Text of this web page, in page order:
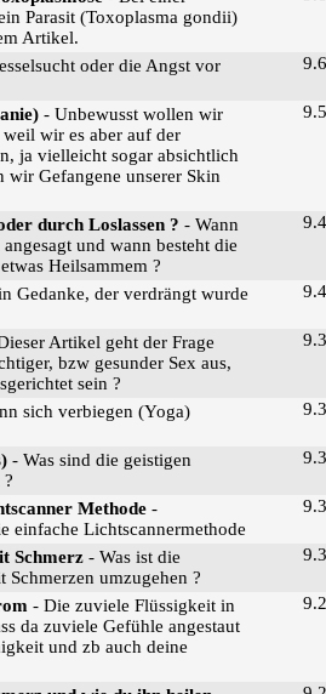
Parasit (Toxoplasma gondii)
Artikel.
oder die Angst vor
9.6
- Unbewusst wollen wir
wir es aber auf der
ja vielleicht sogar absichtlich
wir Gefangene unserer Skin
9.5
durch Loslassen ? - Wann
und wann besteht die
Heilsammem ?
9.4
Gedanke, der verdrängt wurde
9.4
Artikel geht der Frage
bzw gesunder Sex aus,
sein ?
9.3
sich verbiegen (Yoga)
9.3
- Was sind die geistigen
9.3
Methode -
einfache Lichtscannermethode
9.3
Schmerz - Was ist die
umzugehen ?
9.3
- Die zuviele Flüssigkeit in
da zuviele Gefühle angestaut
und zb auch deine
9.2